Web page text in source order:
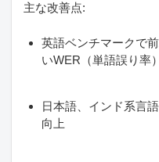
主な改善点:
英語ベンチマークで
いWER（単語誤り率）
日本語、インド系言
向上